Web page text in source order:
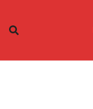
Inhalt
springen